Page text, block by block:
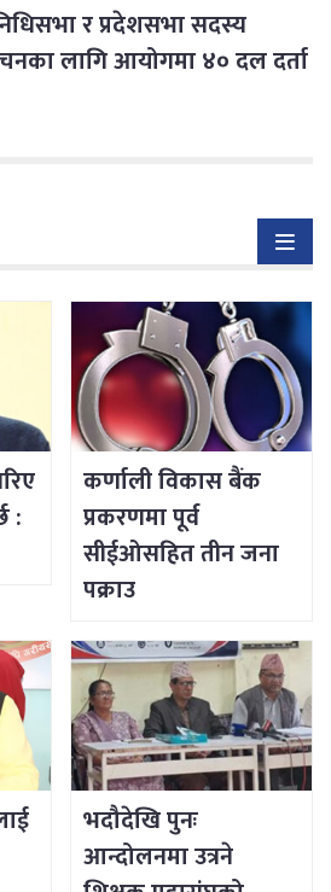
र प्रदेशसभा सदस्य
लागि आयोगमा ४० दल दर्ता
:
कर्णाली विकास बैंक
प्रकरणमा पूर्व
सीईओसहित तीन जना
पक्राउ
भदौदेखि पुनः
आन्दोलनमा उत्रने